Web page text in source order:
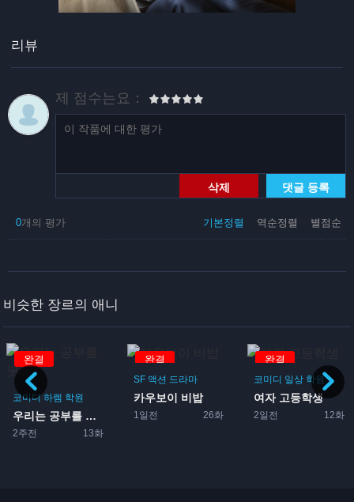
리뷰
제 점수는요：
삭제 댓글 등록
기본정렬 역순정렬 별점순
0개의 평가
비슷한 장르의 애니
완결
코미디 하렘 학원
우리는 공부를 못해
2주전 13화
완결
SF 액션 드라마
카우보이 비밥
1일전 26화
완결
코미디 일상 학원
여자 고등학생
2일전 12화